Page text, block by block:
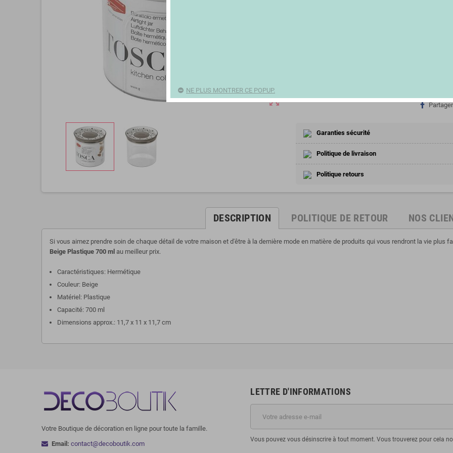
zoom_out_map Partager
Garanties sécurité
Politique de livraison
Politique retours
DESCRIPTION POLITIQUE DE RETOUR NOS
Si vous aimez prendre soin de chaque détail de votre maison et d'être à la dernière mode en matière de produits qui vous rendront la vie plus
Beige Plastique 700 ml au meilleur prix.
Caractéristiques: Hermétique
Couleur: Beige
Matériel: Plastique
Capacité: 700 ml
Dimensions approx.: 11,7 x 11 x 11,7 cm
Votre Boutique de décoration en ligne pour toute la famille.
Email: contact@decoboutik.com
LETTRE D'INFORMATIONS
Vous pouvez vous désinscrire à tout moment. Vous trouverez pour cela
NE PLUS MONTRER CE POPUP.